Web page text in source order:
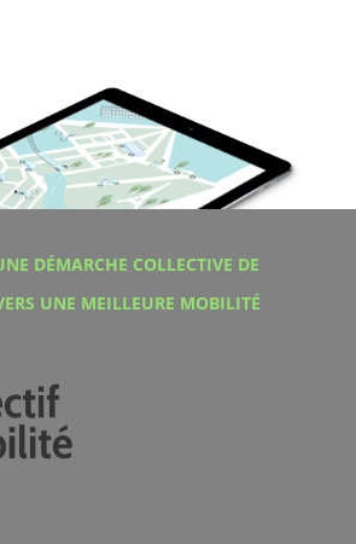
DÉMARCHE COLLECTIVE DE
UNE MEILLEURE MOBILITÉ